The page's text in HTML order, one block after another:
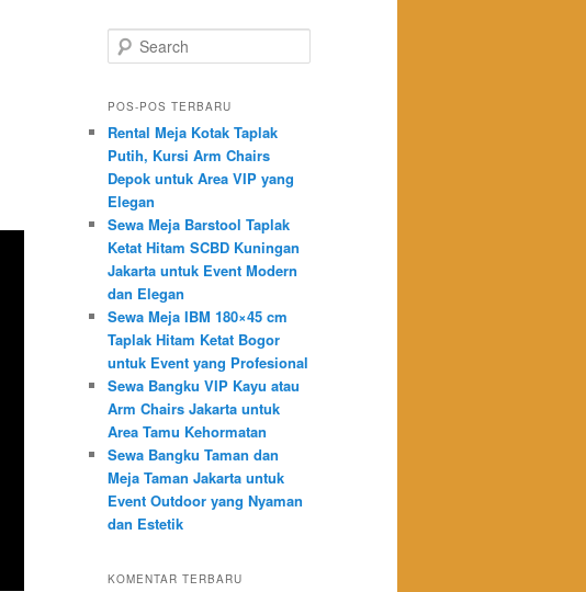
Search
POS-POS TERBARU
Rental Meja Kotak Taplak
Putih, Kursi Arm Chairs
Depok untuk Area VIP yang
Elegan
Sewa Meja Barstool Taplak
Ketat Hitam SCBD Kuningan
Jakarta untuk Event Modern
dan Elegan
Sewa Meja IBM 180×45 cm
Taplak Hitam Ketat Bogor
untuk Event yang Profesional
Sewa Bangku VIP Kayu atau
Arm Chairs Jakarta untuk
Area Tamu Kehormatan
Sewa Bangku Taman dan
Meja Taman Jakarta untuk
Event Outdoor yang Nyaman
dan Estetik
KOMENTAR TERBARU